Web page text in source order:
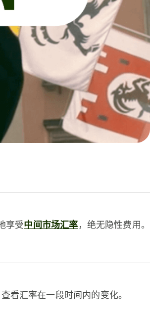
享受中间市场汇率，绝无隐性费用。
看汇率在一段时间内的变化。